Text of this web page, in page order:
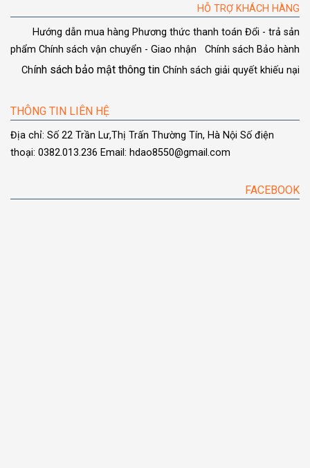
HỖ TRỢ KHÁCH HÀNG
Hướng dẫn mua hàng Phương thức thanh toán Đổi - trả sản
phẩm Chính sách vận chuyển - Giao nhận
Chính sách Bảo hành
Chính sách bảo mật thông tin Chính sách giải quyết khiếu nại
THÔNG TIN LIÊN HỆ
Địa chỉ: Số 22 Trần Lư,Thị Trấn Thường Tín, Hà Nội Số điện
thoại: 0382.013.236 Email: hdao8550@gmail.com
FACEBOOK